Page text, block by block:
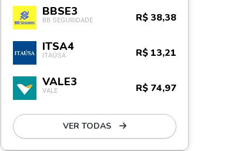
BBSE3
BB SEGURIDADE R$ 38,38
ITSA4
ITAÚSA R$ 13,21
VALE3
VALE R$ 74,97
VER TODAS